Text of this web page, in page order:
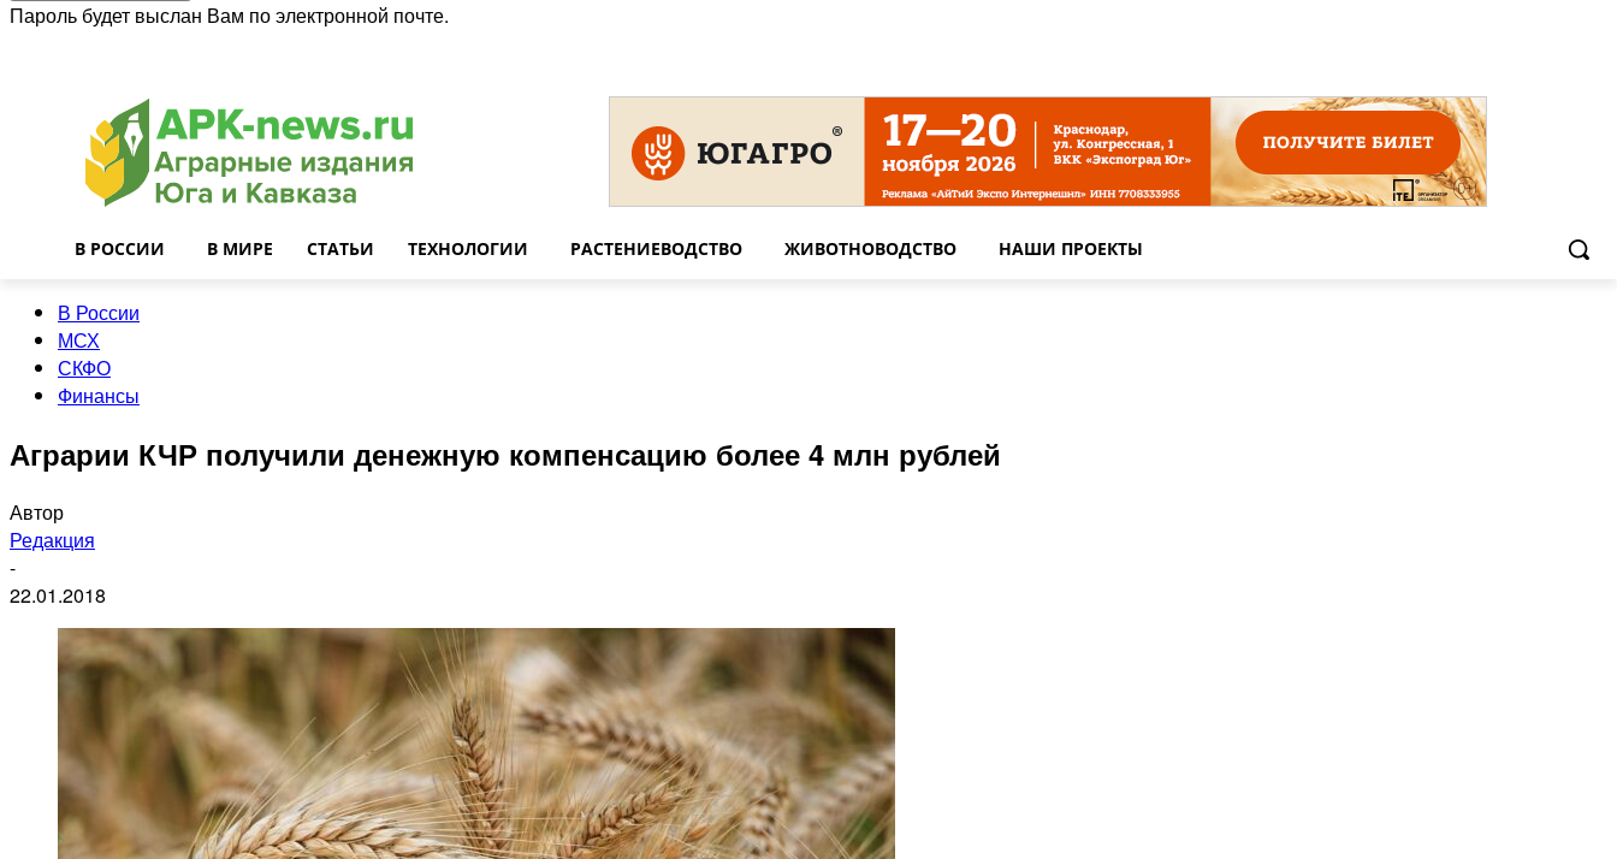
Пароль будет выслан Вам по электронной почте.
В РОССИИ В МИРЕ СТАТЬИ ТЕХНОЛОГИИ РАСТЕНИЕВОДСТВО ЖИВОТНОВОДСТВО НАШИ ПРОЕКТЫ
В России
МСХ
СКФО
Финансы
Аграрии КЧР получили денежную компенсацию более 4 млн рублей
Автор
Редакция
-
22.01.2018